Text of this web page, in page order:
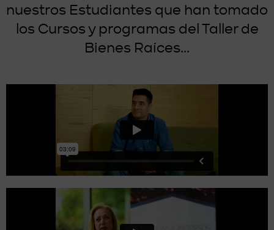
nuestros Estudiantes que han tomado
los Cursos y programas del Taller de
Bienes Raíces...